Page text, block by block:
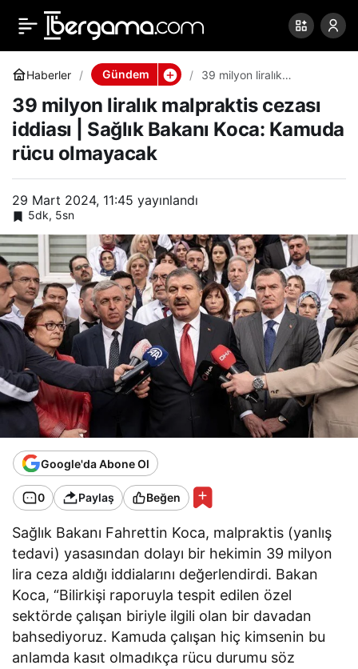
Haberler Gündem
39 milyon liralık
Sağlık Bakanı Koca:
Kamuda rücu olmayacak
39 milyon liralık malpraktis cezası
iddiası | Sağlık Bakanı Koca: Kamuda
rücu olmayacak
29 Mart 2024, 11:45 yayınlandı
5dk, 5sn
Google'da Abone Ol
0 Paylaş Beğen
Sağlık Bakanı Fahrettin Koca, malpraktis (yanlış
tedavi) yasasından dolayı bir hekimin 39 milyon
lira ceza aldığı iddialarını değerlendirdi. Bakan
Koca, “Bilirkişi raporuyla tespit edilen özel
sektörde çalışan biriyle ilgili olan bir davadan
bahsediyoruz. Kamuda çalışan hiç kimsenin bu
anlamda kasıt olmadıkça rücu durumu söz
39 milyon liralık
malpraktis cezası iddiası
| Sağlık Bakanı Koca:
Kamuda rücu olmayacak
0 Paylaş